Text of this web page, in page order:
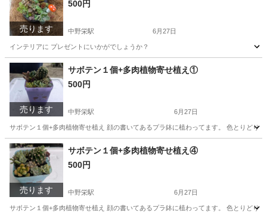
売ります
500円
中野栄駅 6月27日
インテリアに プレゼントにいかがでしょうか？
宮城 塩竈市 中野栄駅 家庭用品 多肉植物
売ります
サボテン１個+多肉植物寄せ植え①
500円
中野栄駅 6月27日
サボテン１個+多肉植物寄せ植え 顔の書いてあるプラ鉢に植わってます。 色とりどり
宮城 塩竈市 中野栄駅 家庭用品 サボテン
売ります
サボテン１個+多肉植物寄せ植え④
500円
中野栄駅 6月27日
サボテン１個+多肉植物寄せ植え 顔の書いてあるプラ鉢に植わってます。 色とりどり